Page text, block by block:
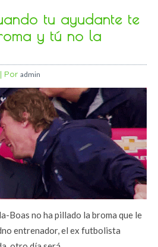
tu ayudante te
y tú no la
| Por admin
Boas no ha pillado la broma que le
entrenador, el ex futbolista